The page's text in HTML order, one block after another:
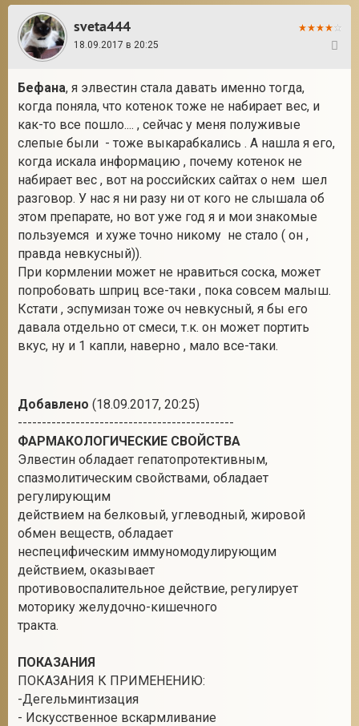
sveta444
18.09.2017 в 20:25
Бефана, я элвестин стала давать именно тогда,
когда поняла, что котенок тоже не набирает вес, и
как-то все пошло.... , сейчас у меня полуживые
слепые были - тоже выкарабкались . А нашла я его,
когда искала информацию , почему котенок не
набирает вес , вот на российских сайтах о нем шел
разговор. У нас я ни разу ни от кого не слышала об
этом препарате, но вот уже год я и мои знакомые
пользуемся и хуже точно никому не стало ( он ,
правда невкусный)).
При кормлении может не нравиться соска, может
попробовать шприц все-таки , пока совсем малыш.
Кстати , эспумизан тоже оч невкусный, я бы его
давала отдельно от смеси, т.к. он может портить
вкус, ну и 1 капли, наверно , мало все-таки.
Добавлено (18.09.2017, 20:25)
---------------------------------------------
ФАРМАКОЛОГИЧЕСКИЕ СВОЙСТВА
Элвестин обладает гепатопротективным,
спазмолитическим свойствами, обладает
регулирующим
действием на белковый, углеводный, жировой
обмен веществ, обладает
неспецифическим иммуномодулирующим
действием, оказывает
противовоспалительное действие, регулирует
моторику желудочно-кишечного
тракта.
ПОКАЗАНИЯ
ПОКАЗАНИЯ К ПРИМЕНЕНИЮ:
-Дегельминтизация
- Искусственное вскармливание